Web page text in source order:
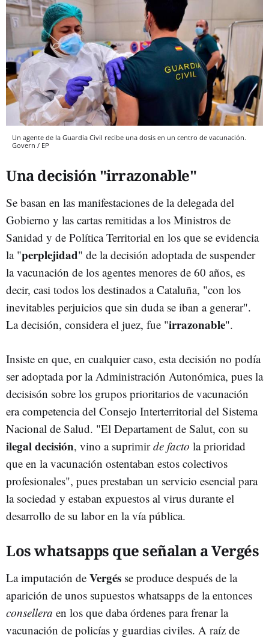
Un agente de la Guardia Civil recibe una dosis en un centro de vacunación.
Govern / EP
Una decisión "irrazonable"
Se basan en las manifestaciones de la delegada del
Gobierno y las cartas remitidas a los Ministros de
Sanidad y de Política Territorial en los que se evidencia
la "perplejidad" de la decisión adoptada de suspender
la vacunación de los agentes menores de 60 años, es
decir, casi todos los destinados a Cataluña, "con los
inevitables perjuicios que sin duda se iban a generar".
La decisión, considera el juez, fue "irrazonable".
Insiste en que, en cualquier caso, esta decisión no podía
ser adoptada por la Administración Autonómica, pues la
decisisón sobre los grupos prioritarios de vacunación
era competencia del Consejo Interterritorial del Sistema
Nacional de Salud. "El Departament de Salut, con su
ilegal decisión, vino a suprimirde facto la prioridad
que en la vacunación ostentaban estos colectivos
profesionales", pues prestaban un servicio esencial para
la sociedad y estaban expuestos al virus durante el
desarrollo de su labor en la vía pública.
Los whatsapps que señalan a Vergés
La imputación de Vergés se produce después de la
aparición de unos supuestos whatsapps de la entonces
consellera en los que daba órdenes para frenar la
vacunación de policías y guardias civiles. A raíz de